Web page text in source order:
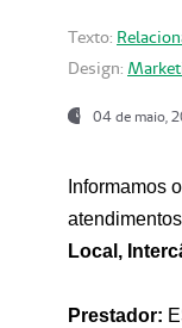
Texto:
Design:
04 de maio,
Informamos
Local,
Prestador: